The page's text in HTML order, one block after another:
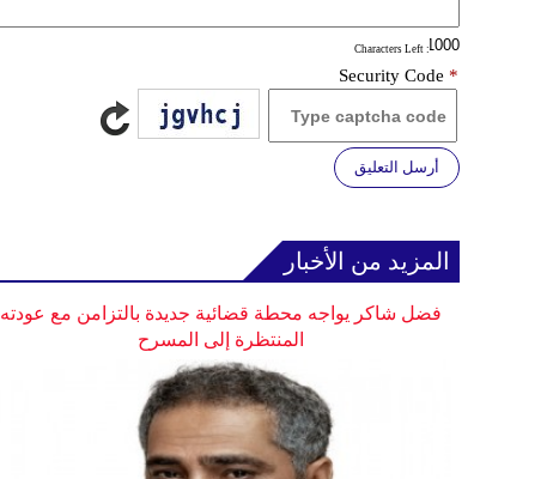
: Characters Left
Security Code *
أرسل التعليق
المزيد من الأخبار
فضل شاكر يواجه محطة قضائية جديدة بالتزامن مع عودته
المنتظرة إلى المسرح